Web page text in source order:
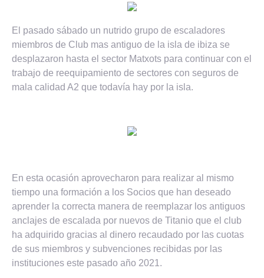
El pasado sábado un nutrido grupo de escaladores
miembros de Club mas antiguo de la isla de ibiza se
desplazaron hasta el sector Matxots para continuar con el
trabajo de reequipamiento de sectores con seguros de
mala calidad A2 que todavía hay por la isla.
En esta ocasión aprovecharon para realizar al mismo
tiempo una formación a los Socios que han deseado
aprender la correcta manera de reemplazar los antiguos
anclajes de escalada por nuevos de Titanio que el club
ha adquirido gracias al dinero recaudado por las cuotas
de sus miembros y subvenciones recibidas por las
instituciones este pasado año 2021.